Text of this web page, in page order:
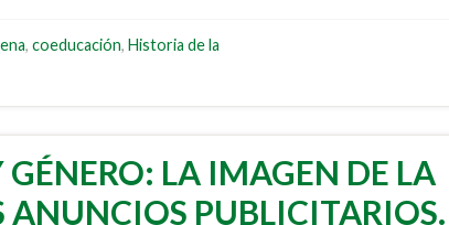
, coeducación, Historia de la
LA IMAGEN DE LA
ANUNCIOS PUBLICITARIOS.